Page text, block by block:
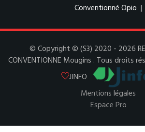
Conventionné Opio |
© Copyright © (S3) 2020 - 2026
CONVENTIONNE Mougins . Tous droits
JINFO
Mentions légales
Espace Pro